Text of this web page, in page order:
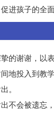
进孩子的全面
谢谢，以
地投入到教
。
不会被遗忘